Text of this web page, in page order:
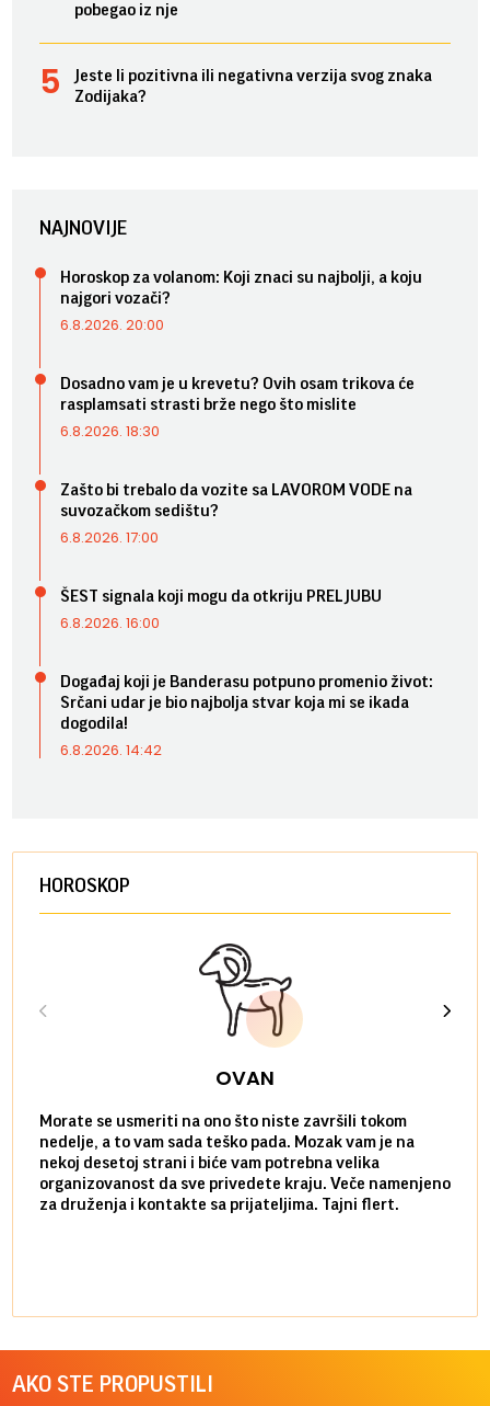
pobegao iz nje
Jeste li pozitivna ili negativna verzija svog znaka
Zodijaka?
NAJNOVIJE
Horoskop za volanom: Koji znaci su najbolji, a koju
najgori vozači?
6.8.2026. 20:00
Dosadno vam je u krevetu? Ovih osam trikova će
rasplamsati strasti brže nego što mislite
6.8.2026. 18:30
Zašto bi trebalo da vozite sa LAVOROM VODE na
suvozačkom sedištu?
6.8.2026. 17:00
ŠEST signala koji mogu da otkriju PRELJUBU
6.8.2026. 16:00
Događaj koji je Banderasu potpuno promenio život:
Srčani udar je bio najbolja stvar koja mi se ikada
dogodila!
6.8.2026. 14:42
HOROSKOP
OVAN
Morate se usmeriti na ono što niste završili tokom
nedelje, a to vam sada teško pada. Mozak vam je na
nekoj desetoj strani i biće vam potrebna velika
organizovanost da sve privedete kraju. Veče namenjeno
za druženja i kontakte sa prijateljima. Tajni flert.
AKO STE PROPUSTILI